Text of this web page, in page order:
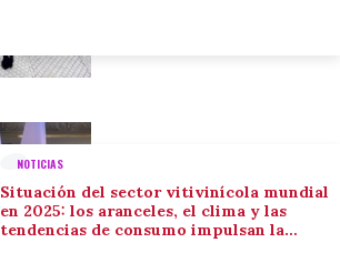
NOTICIAS
Situación del sector vitivinícola mundial
en 2025: los aranceles, el clima y las
tendencias de consumo impulsan la